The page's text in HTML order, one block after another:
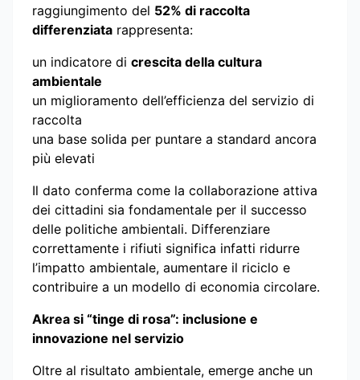
raggiungimento del 52% di raccolta
differenziata rappresenta:
un indicatore di crescita della cultura
ambientale
un miglioramento dell’efficienza del servizio di
raccolta
una base solida per puntare a standard ancora
più elevati
Il dato conferma come la collaborazione attiva
dei cittadini sia fondamentale per il successo
delle politiche ambientali. Differenziare
correttamente i rifiuti significa infatti ridurre
l’impatto ambientale, aumentare il riciclo e
contribuire a un modello di economia circolare.
Akrea si “tinge di rosa”: inclusione e
innovazione nel servizio
Oltre al risultato ambientale, emerge anche un